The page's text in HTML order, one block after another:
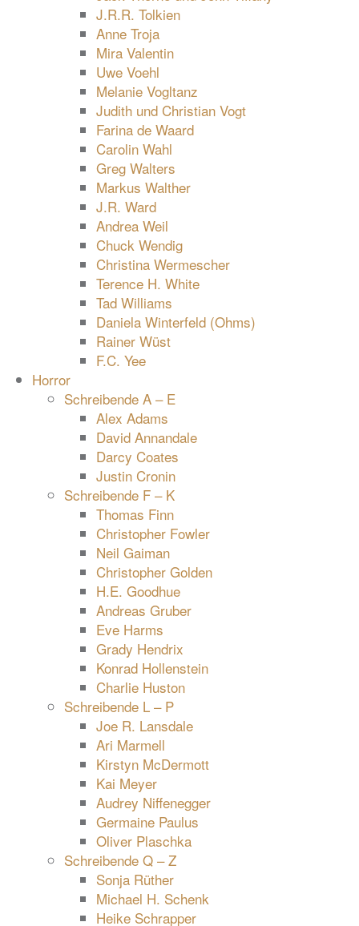
J.R.R. Tolkien
Anne Troja
Mira Valentin
Uwe Voehl
Melanie Vogltanz
Judith und Christian Vogt
Farina de Waard
Carolin Wahl
Greg Walters
Markus Walther
J.R. Ward
Andrea Weil
Chuck Wendig
Christina Wermescher
Terence H. White
Tad Williams
Daniela Winterfeld (Ohms)
Rainer Wüst
F.C. Yee
Horror
Schreibende A – E
Alex Adams
David Annandale
Darcy Coates
Justin Cronin
Schreibende F – K
Thomas Finn
Christopher Fowler
Neil Gaiman
Christopher Golden
H.E. Goodhue
Andreas Gruber
Eve Harms
Grady Hendrix
Konrad Hollenstein
Charlie Huston
Schreibende L – P
Joe R. Lansdale
Ari Marmell
Kirstyn McDermott
Kai Meyer
Audrey Niffenegger
Germaine Paulus
Oliver Plaschka
Schreibende Q – Z
Sonja Rüther
Michael H. Schenk
Heike Schrapper